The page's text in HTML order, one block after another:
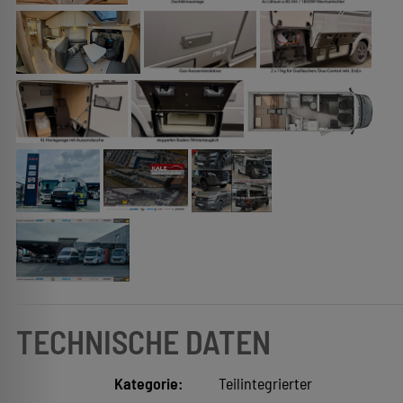
TECHNISCHE DATEN
Kategorie: Teilintegrierter